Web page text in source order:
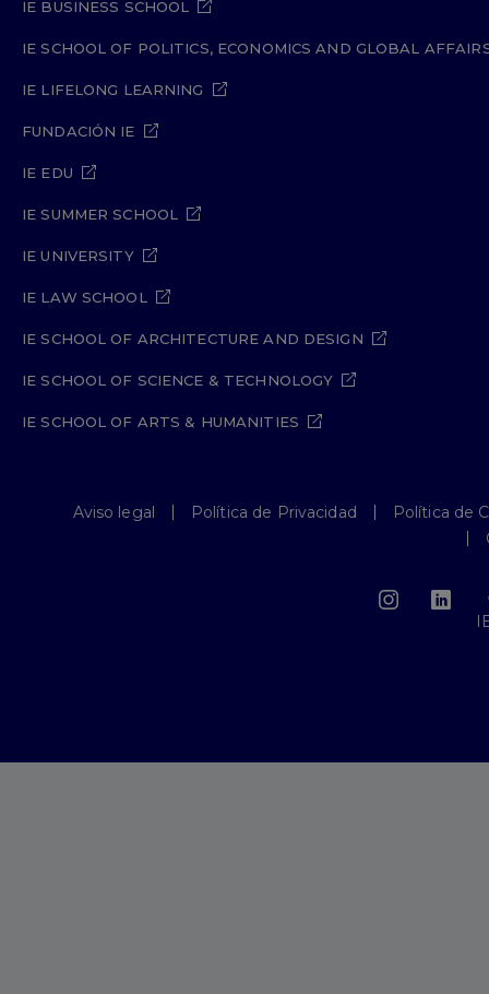
IE BUSINESS SCHOOL
IE SCHOOL OF POLITICS, ECONOMICS AND GLOBAL
IE LIFELONG LEARNING
FUNDACIÓN IE
IE EDU
IE SUMMER SCHOOL
IE UNIVERSITY
IE LAW SCHOOL
IE SCHOOL OF ARCHITECTURE AND DESIGN
IE SCHOOL OF SCIENCE & TECHNOLOGY
IE SCHOOL OF ARTS & HUMANITIES
Aviso legal Política de Privacidad
Política de